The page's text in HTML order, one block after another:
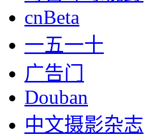
cnBeta
一五一十
广告门
Douban
中文摄影杂志